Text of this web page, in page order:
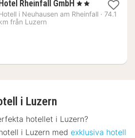
Hotel Rheinfall GmbH 1
natt
, 2 Stjärnor
i Neuhausen am Rheinfall · 74.1
från Luzern
i Luzern
hotellet i Luzern?
i Luzern med exklusiva hotell